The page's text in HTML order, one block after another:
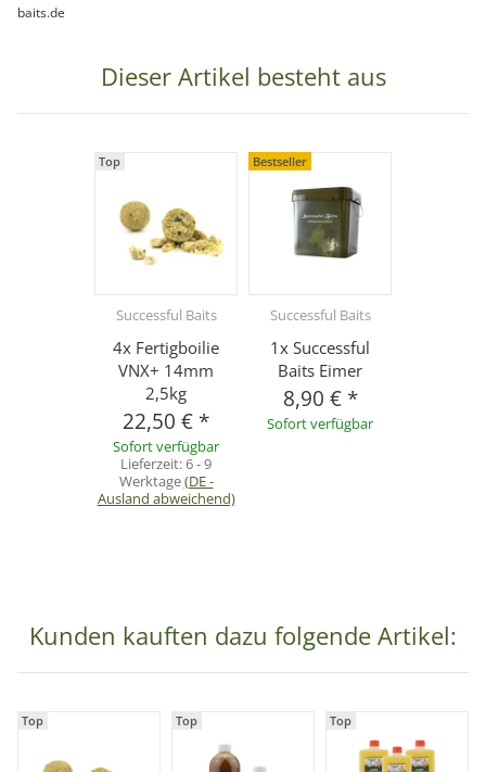
baits.de
Dieser Artikel besteht aus
Top
Successful Baits
4x Fertigboilie
VNX+ 14mm
2,5kg
22,50 € *
Sofort verfügbar
Lieferzeit:6 - 9
Werktage(DE -
Ausland abweichend)
Bestseller
Successful Baits
1x Successful
Baits Eimer
8,90 € *
Sofort verfügbar
Kunden kauften dazu folgende Artikel:
Top Top Top